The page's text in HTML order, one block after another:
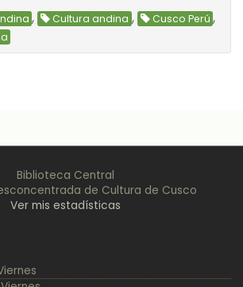
, Cultura andina , Cusco Perú ,
Biblioteca Central
de Cultura de Cusco
Ver mis estadísticas
Top